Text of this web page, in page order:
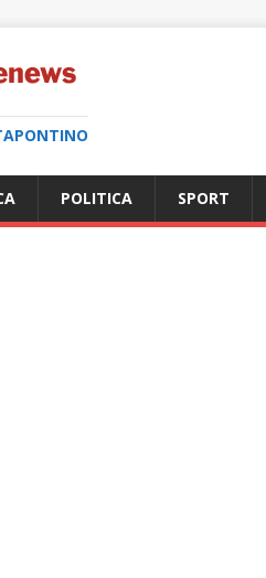
POLITICA SPORT